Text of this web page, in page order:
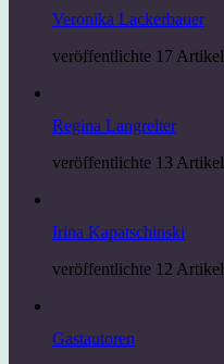
Veronika Lackerbauer
veröffentlichte 17 Artikel
Regina Langreiter
veröffentlichte 13 Artikel
Irina Kapatschinski
veröffentlichte 12 Artikel
Gastautoren